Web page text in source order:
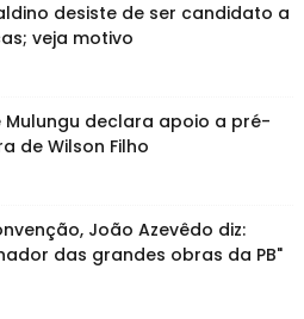
desiste de ser candidato a
veja motivo
Mulungu declara apoio a pré-
de Wilson Filho
João Azevêdo diz:
das grandes obras da PB"